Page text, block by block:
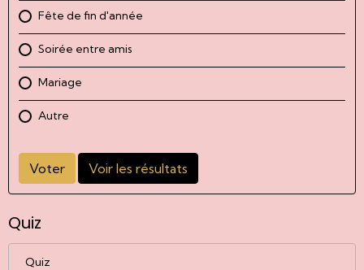
Fête de fin d'année
Soirée entre amis
Mariage
Autre
Voter Voir les résultats
Quiz
Quiz